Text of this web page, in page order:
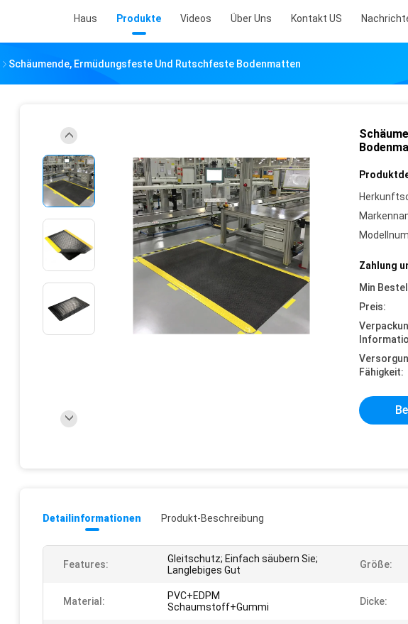
Haus Produkte Videos Über Uns Kontakt US
Schäumende, Ermüdungsfeste Und Rutschfeste Bodenmatten
Zahlung
Min
Preis:
Fähigkeit:
Detailinformationen Produkt-Beschreibung
Features:
Gleitschutz; Einfach säubern Sie;
Langlebiges Gut
Größe:
Material:
PVC+EDPM
Schaumstoff+Gummi
Dicke: